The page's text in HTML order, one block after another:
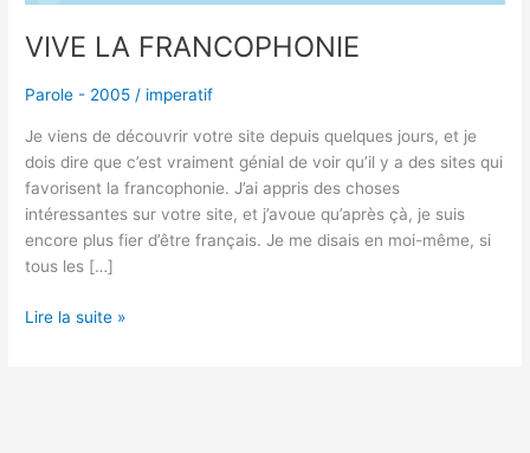
VIVE LA FRANCOPHONIE
Parole - 2005 / imperatif
Je viens de découvrir votre site depuis quelques jours, et je
dois dire que c’est vraiment génial de voir qu’il y a des sites qui
favorisent la francophonie. J’ai appris des choses
intéressantes sur votre site, et j’avoue qu’après çà, je suis
encore plus fier d’être français. Je me disais en moi-même, si
tous les […]
Lire la suite »